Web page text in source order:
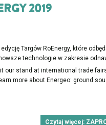
2019
Targów RoEnergy, które
technologie w zakresie
our stand at international trade
more about Energeo: ground
Czytaj więcej: